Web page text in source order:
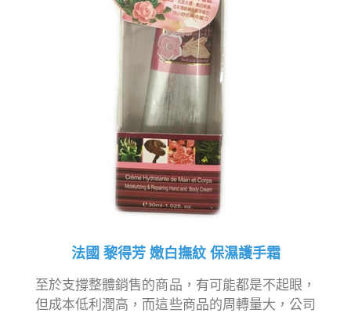
法國 黎得芳 嫩白撫紋 保濕護手霜
至於支撐整體銷售的商品，有可能都是不起眼，
但成本低利潤高，而這些商品的周轉量大，公司